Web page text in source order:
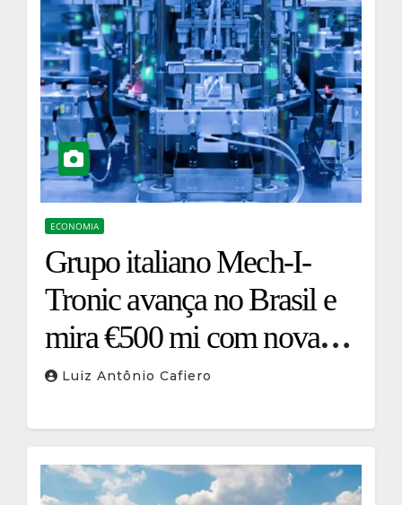
ECONOMIA
Grupo italiano Mech-I-
Tronic avança no Brasil e
mira €500 mi com nova
estratégia
Luiz Antônio Cafiero